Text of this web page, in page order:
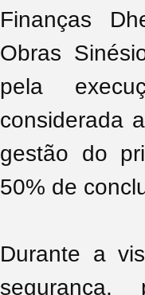
Finanças
Obras
pela
considerada
gestão do
50% de
Durante a